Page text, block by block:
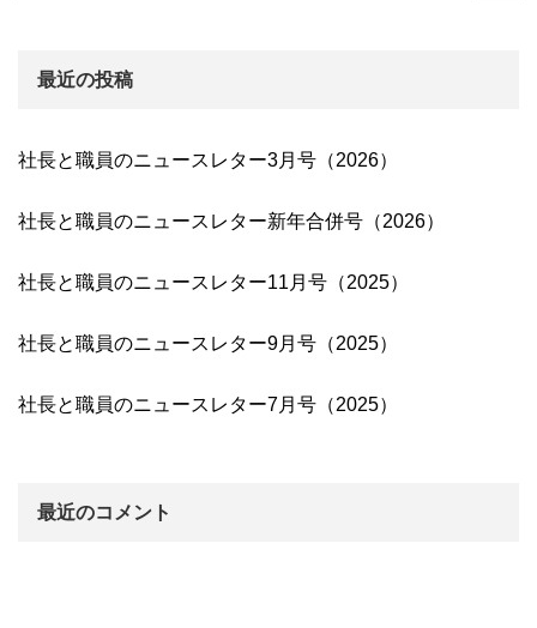
最近の投稿
社長と職員のニュースレター3月号（2026）
社長と職員のニュースレター新年合併号（2026）
社長と職員のニュースレター11月号（2025）
社長と職員のニュースレター9月号（2025）
社長と職員のニュースレター7月号（2025）
最近のコメント